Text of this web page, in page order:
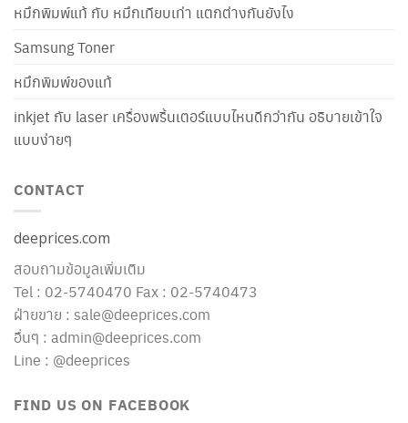
หมึกพิมพ์แท้ กับ หมึกเทียบเท่า แตกต่างกันยังไง
Samsung Toner
หมึกพิมพ์ของแท้
inkjet กับ laser เครื่องพริ้นเตอร์แบบไหนดีกว่ากัน อธิบายเข้าใจ
แบบง่ายๆ
CONTACT
deeprices.com
สอบถามข้อมูลเพิ่มเติม
Tel : 02-5740470 Fax : 02-5740473
ฝ่ายขาย : sale@deeprices.com
อื่นๆ : admin@deeprices.com
Line : @deeprices
FIND US ON FACEBOOK